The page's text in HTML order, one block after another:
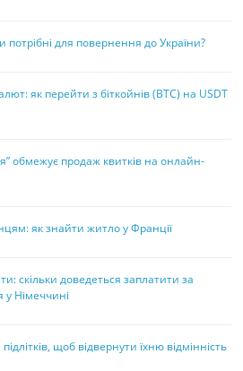
потрібні для повернення до України?
як перейти з біткойнів (BTC) на USDT
обмежує продаж квитків на онлайн-
як знайти житло у Франції
скільки доведеться заплатити за
у Німеччині
щоб відвернути їхню відмінність